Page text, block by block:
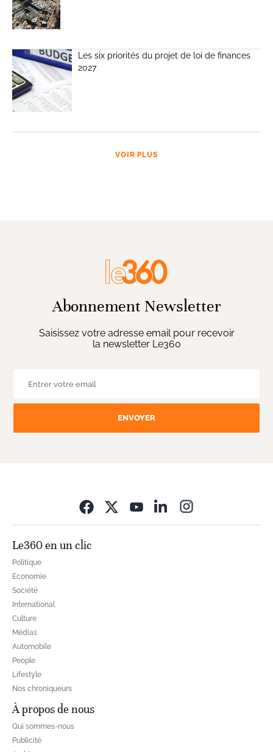
Les six priorités du projet de loi de finances
2027
VOIR PLUS
Abonnement Newsletter
Saisissez votre adresse email pour recevoir
la newsletter Le360
ENVOYER
Le360 en un clic
Politique
Economie
Société
International
Culture
Médias
Automobile
People
Lifestyle
Nos chroniqueurs
À propos de nous
Qui sommes-nous
Publicité